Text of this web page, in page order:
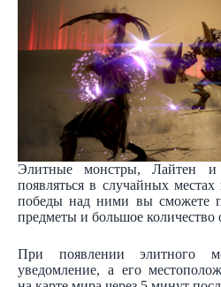
Элитные монстры, Лайтен и
появляться в случайных
победы над ними вы сможете
предметы и большое
При появлении элитного
уведомление, а его